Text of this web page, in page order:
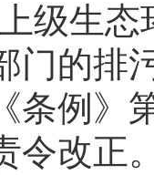
级生态
门的排
条例》
令改正